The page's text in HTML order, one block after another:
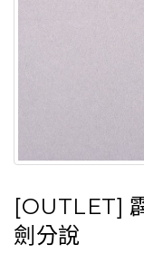
[OUTLET]
劍分說